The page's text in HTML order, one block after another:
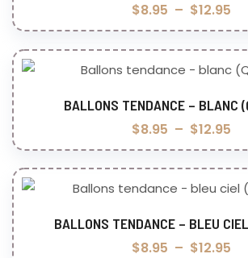
$8.95 – $12.95
Choix des options
BALLONS TENDANCE – BLANC
$8.95 – $12.95
Choix des options
BALLONS TENDANCE – BLEU
$8.95 – $12.95